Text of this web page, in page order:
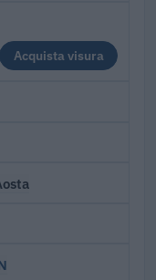
Acquista visura